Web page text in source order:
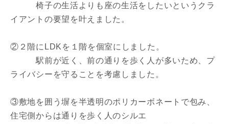
椅子の生活よりも座の生活をしたいというクラ
イアントの要望を叶えました。
②２階にLDKを１階を個室にしました。
駅前が近く、前の通りを歩く人が多いため、プ
ライバシーを守ることを考慮しました。
③敷地を囲う塀を半透明のポリカーボネートで包み、
住宅側からは通りを歩く人のシルエ